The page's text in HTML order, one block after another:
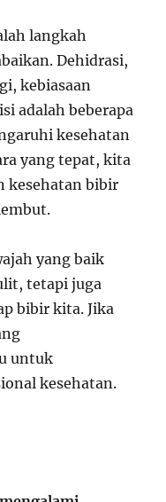
langkah
Dehidrasi,
kebiasaan
adalah beberapa
kesehatan
yang tepat, kita
kesehatan bibir
yang baik
tetapi juga
bibir kita. Jika
untuk
kesehatan.